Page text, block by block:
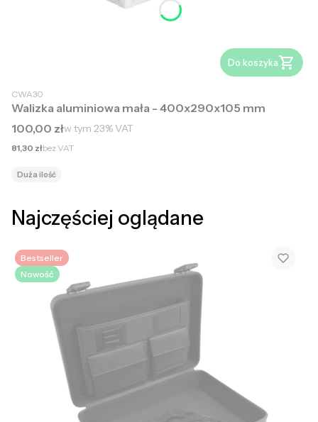
Do koszyka
CWA30
Walizka aluminiowa mała - 400x290x105 mm
Cena brutto
100,00 złw tym 23%VAT
Cena netto
81,30 złbez VAT
Duża ilość
Najczęściej oglądane
Bestseller
Nowość